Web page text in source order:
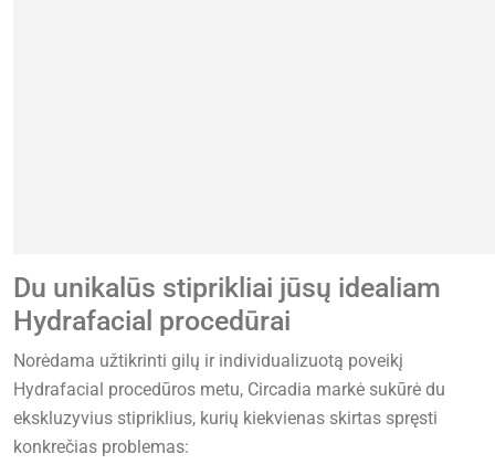
Du unikalūs stiprikliai jūsų idealiam
Hydrafacial procedūrai
Norėdama užtikrinti gilų ir individualizuotą poveikį
Hydrafacial procedūros metu, Circadia markė sukūrė du
ekskluzyvius stipriklius, kurių kiekvienas skirtas spręsti
konkrečias problemas: